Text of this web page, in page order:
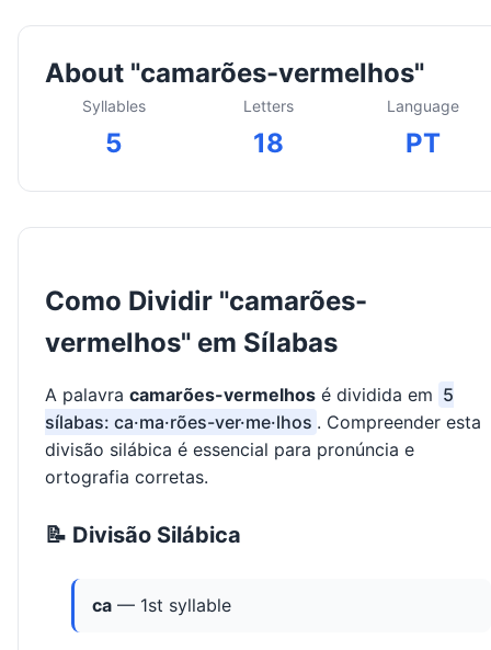
About "camarões-vermelhos"
Syllables
5
Letters
18
Language
PT
Como Dividir "camarões-
vermelhos" em Sílabas
A palavra camarões-vermelhos é dividida em 5
sílabas: ca·ma·rões-ver·me·lhos . Compreender esta
divisão silábica é essencial para pronúncia e
ortografia corretas.
📝 Divisão Silábica
ca — 1st syllable